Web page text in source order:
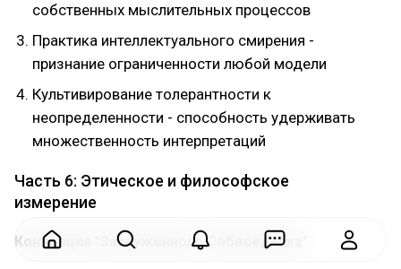
собственных мыслительных процессов
Практика интеллектуального смирения -
признание ограниченности любой модели
Культивирование толерантности к
неопределенности - способность удерживать
множественность интерпретаций
Часть 6: Этическое и философское
измерение
Концепция "Заслуженного Собеседника"